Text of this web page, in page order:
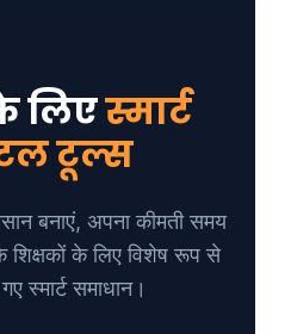
लिएस्मार्ट
टूल्स
बनाएं, अपना कीमती समय
के लिए विशेष रूप से
स्मार्ट समाधान।